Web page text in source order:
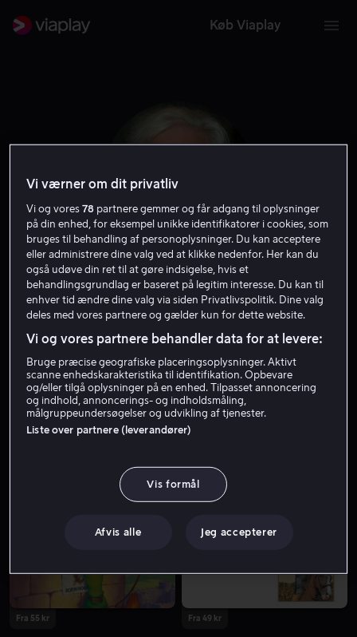
Køb Viaplay
Peter Ustinov
Fra 49 kr
Fra 55 kr Fra 49 kr
Vi værner om dit privatliv
Vi og vores78 partnere gemmer og får adgang til oplysninger
på din enhed, for eksempel unikke identifikatorer i cookies, som
bruges til behandling af personoplysninger. Du kan acceptere
eller administrere dine valg ved at klikke nedenfor. Her kan du
også udøve din ret til at gøre indsigelse, hvis et
behandlingsgrundlag er baseret på legitim interesse. Du kan til
enhver tid ændre dine valg via siden Privatlivspolitik. Dine valg
deles med vores partnere og gælder kun for dette website.
Vi og vores partnere behandler data for at levere:
Bruge præcise geografiske placeringsoplysninger. Aktivt
scanne enhedskarakteristika til identifikation. Opbevare
og/eller tilgå oplysninger på en enhed. Tilpasset annoncering
og indhold, annoncerings- og indholdsmåling,
målgruppeundersøgelser og udvikling af tjenester.
Liste over partnere (leverandører)
Vis formål
Afvis alle Jeg accepterer